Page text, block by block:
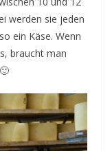
werden sie jeden
ein Käse. Wenn
braucht man